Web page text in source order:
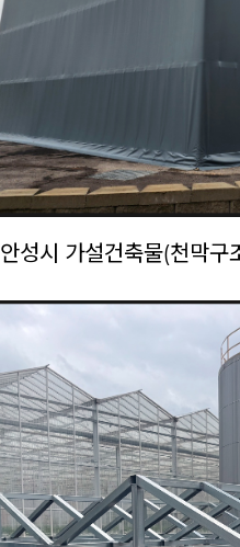
안성시 가설건축물(천막구